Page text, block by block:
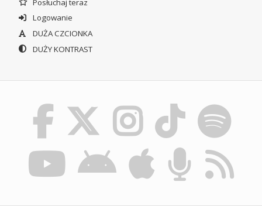
Logowanie
DUŻA CZCIONKA
DUŻY KONTRAST